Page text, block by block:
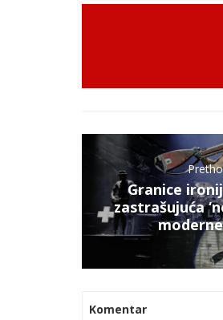
Granice
zastrašujuća
Komentar